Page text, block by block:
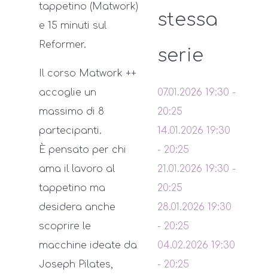
tappetino (Matwork)
e 15 minuti sul
Reformer.
Il corso Matwork ++
accoglie un
massimo di 8
partecipanti.
È pensato per chi
ama il lavoro al
tappetino ma
desidera anche
scoprire le
macchine ideate da
Joseph Pilates,
stessa
serie
07.01.2026 19:30 -
20:25
14.01.2026 19:30
- 20:25
21.01.2026 19:30 -
20:25
28.01.2026 19:30
- 20:25
04.02.2026 19:30
- 20:25